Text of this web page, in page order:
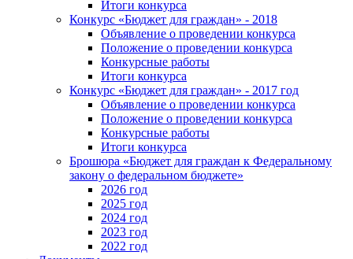
Итоги конкурса
Конкурс «Бюджет для граждан» - 2018
Объявление о проведении конкурса
Положение о проведении конкурса
Конкурсные работы
Итоги конкурса
Конкурс «Бюджет для граждан» - 2017 год
Объявление о проведении конкурса
Положение о проведении конкурса
Конкурсные работы
Итоги конкурса
Брошюра «Бюджет для граждан к Федеральному
закону о федеральном бюджете»
2026 год
2025 год
2024 год
2023 год
2022 год